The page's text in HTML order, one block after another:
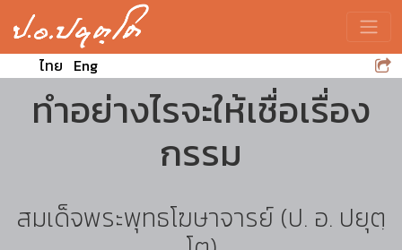
ไทย Eng
ทำอย่างไรจะให้เชื่อเรื่อง
กรรม
สมเด็จพระพุทธโฆษาจารย์ (ป. อ. ปยุตฺ